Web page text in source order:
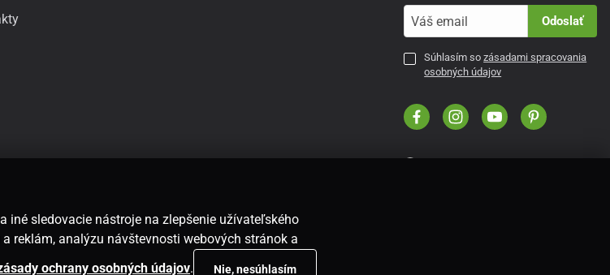
Odoslať
Súhlasím sozásadami spracovania
osobných údajov
iné sledovacie nástroje na zlepšenie užívateľského
reklám, analýzu návštevnosti webových stránok a
ochrany osobných údajov. Nie, nesúhlasím